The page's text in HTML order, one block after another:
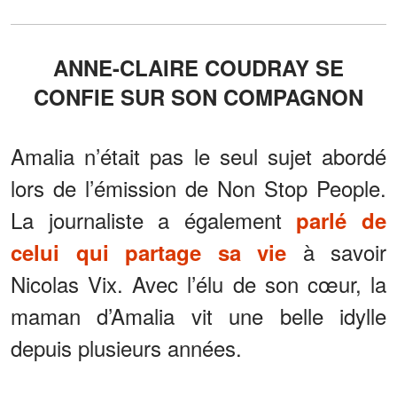
ANNE-CLAIRE COUDRAY SE
CONFIE SUR SON COMPAGNON
Amalia n’était pas le seul sujet abordé
lors de l’émission de Non Stop People.
La journaliste a également parlé de
celui qui partage sa vie à savoir
Nicolas Vix. Avec l’élu de son cœur, la
maman d’Amalia vit une belle idylle
depuis plusieurs années.